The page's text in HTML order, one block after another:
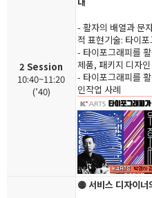
2 Session
10:40~11:20
(’40)
- 활자의 배열과 문
적 표현기술: 타이포
- 타이포그래피를
제품, 패키지 디자인
- 타이포그래피를
인작업 사례
🟡 서비스 디자이너